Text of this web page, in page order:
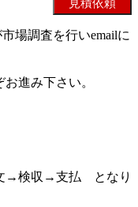
場調査を行いemailに
進み下さい。
→検収→支払 となり